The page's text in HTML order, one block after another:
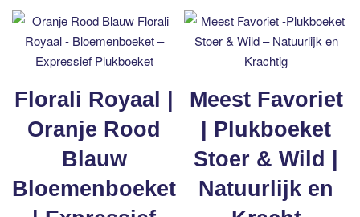
Florali Royaal |
Oranje Rood
Blauw
Bloemenboeket
Meest Favoriet
| Plukboeket
Stoer & Wild |
Natuurlijk en